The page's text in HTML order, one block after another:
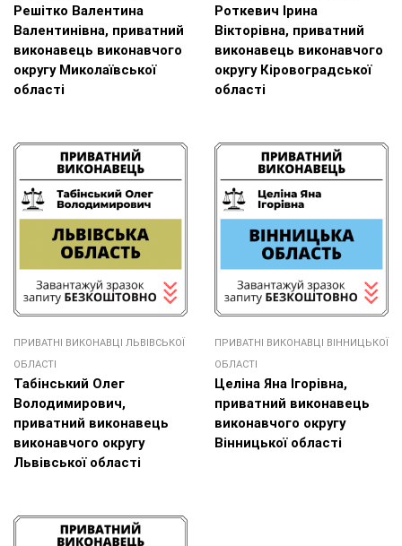
Решітко Валентина
Валентинівна, приватний
виконавець виконавчого
округу Миколаївської
області
Роткевич Ірина
Вікторівна, приватний
виконавець виконавчого
округу Кіровоградської
області
ПРИВАТНІ ВИКОНАВЦІ ЛЬВІВСЬКОЇ
ОБЛАСТІ
Табінський Олег
Володимирович,
приватний виконавець
виконавчого округу
Львівської області
ПРИВАТНІ ВИКОНАВЦІ ВІННИЦЬКОЇ
ОБЛАСТІ
Целіна Яна Ігорівна,
приватний виконавець
виконавчого округу
Вінницької області